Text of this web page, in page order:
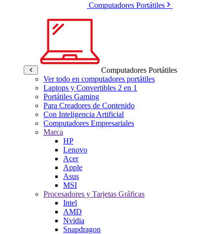
Computadores Portátiles
Computadores Portátiles
Ver todo en computadores portátiles
Laptops y Convertibles 2 en 1
Portátiles Gaming
Para Creadores de Contenido
Con Inteligencia Artificial
Computadores Empresariales
Marca
HP
Lenovo
Acer
Apple
Asus
MSI
Procesadores y Tarjetas Gráficas
Intel
AMD
Nvidia
Snapdragon